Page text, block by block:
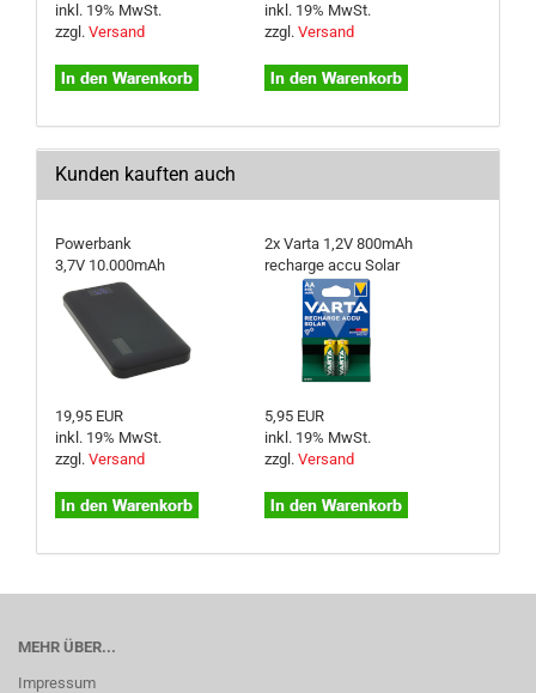
inkl. 19% MwSt.
zzgl. Versand
inkl. 19% MwSt.
zzgl. Versand
Kunden kauften auch
Powerbank
3,7V 10.000mAh
19,95 EUR
inkl. 19% MwSt.
zzgl. Versand
2x Varta 1,2V 800mAh
recharge accu Solar
5,95 EUR
inkl. 19% MwSt.
zzgl. Versand
MEHR ÜBER...
Impressum